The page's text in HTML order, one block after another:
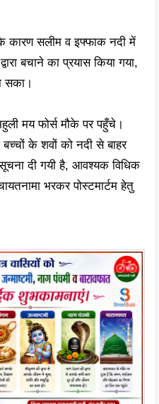
कारण सलीम व इफ्फाक नदी में
बचाने का प्रयास किया गया,
सका।
मय फोर्स मौके पर पहुँचे।
बच्चों के शवों को नदी से बाहर
दी गयी है, आवश्यक विधिक
भरकर पोस्टमार्टम हेतु